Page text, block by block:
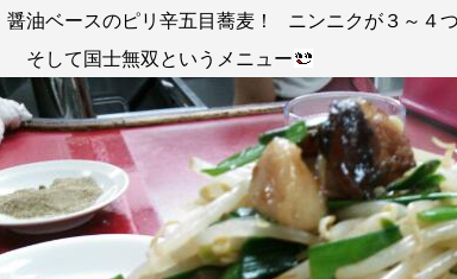
醤油ベースのピリ辛五目蕎麦！ ニンニクが３～４
そして国士無双というメニュー